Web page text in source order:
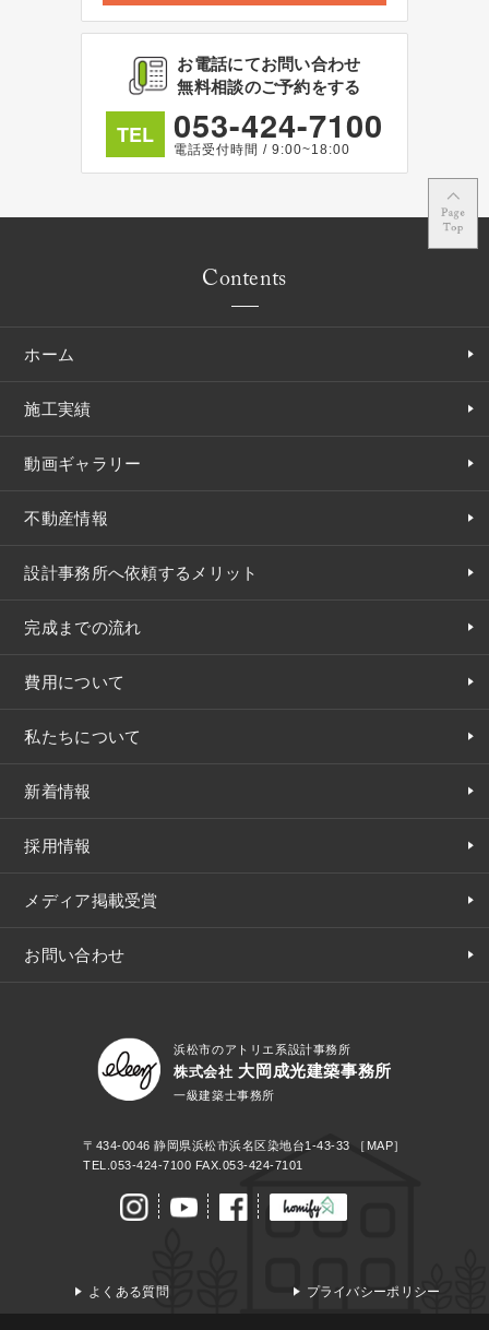
お電話にてお問い合わせ
無料相談のご予約をする
TEL 053-424-7100
電話受付時間 / 9:00~18:00
Contents
ホーム
施工実績
動画ギャラリー
不動産情報
設計事務所へ依頼するメリット
完成までの流れ
費用について
私たちについて
新着情報
採用情報
メディア掲載受賞
お問い合わせ
浜松市のアトリエ系設計事務所
株式会社 大岡成光建築事務所
一級建築士事務所
〒434-0046静岡県浜松市浜名区染地台1-43-33
［MAP］
TEL.053-424-7100 FAX.053-424-7101
よくある質問 プライバシーポリシー